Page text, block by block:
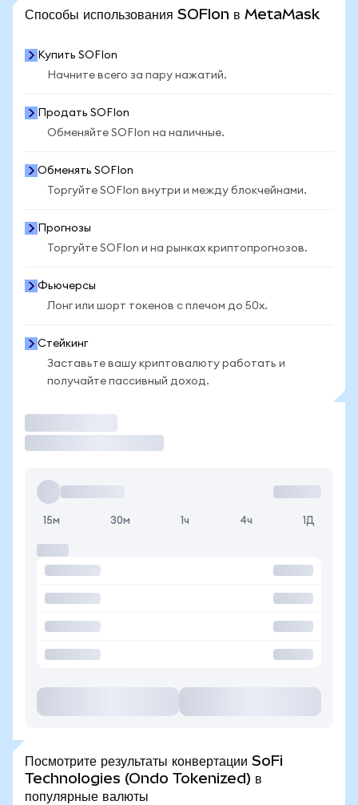
Способы использования SOFIon в MetaMask
Купить SOFIon
Начните всего за пару нажатий.
Продать SOFIon
Обменяйте SOFIon на наличные.
Обменять SOFIon
Торгуйте SOFIon внутри и между блокчейнами.
Прогнозы
Торгуйте SOFIon и на рынках криптопрогнозов.
Фьючерсы
Лонг или шорт токенов с плечом до 50x.
Стейкинг
Заставьте вашу криптовалюту работать и
получайте пассивный доход.
15м 30м 1ч 4ч 1Д
Посмотрите результаты конвертации SoFi
Technologies (Ondo Tokenized) в
популярные валюты